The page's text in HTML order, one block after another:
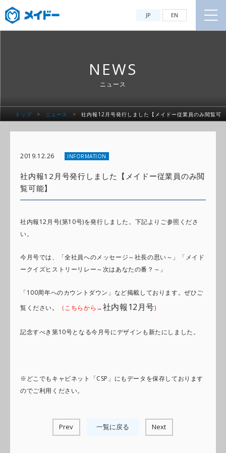
JP EN
NEWS
ニュース
トップ > ニュース >
社内報12月号発行しました【メイドー従業員のみ閲覧可
2019.12.26 INFORMATION
社内報12月号発行しました【メイドー従業員のみ閲
覧可能】
社内報12月号(第10号)を発行しました。下記よりご参照くださ
い。
今月号では、「全社員へのメッセージ～社長の思い～」「メイド
ークイズヒストリーリレー～次はあなたの番？～」
「100周年へのカウントダウン」など掲載しております。ぜひご
覧ください。 （こちらから→社内報12月号)
記念すべき第10号となる今月号にデザインも新たにしました。
※どこでもキャビネット「CSP」にもデータを保存しております
のでご利用ください。
Prev 一覧に戻る Next